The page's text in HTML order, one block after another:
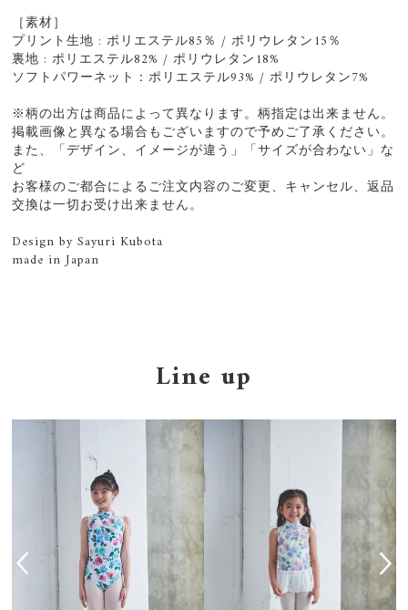
［素材］
プリント生地 : ポリエステル85％ / ポリウレタン15％
裏地 : ポリエステル82% / ポリウレタン18%
ソフトパワーネット：ポリエステル93% / ポリウレタン7%
※柄の出方は商品によって異なります。柄指定は出来ません。
掲載画像と異なる場合もございますので予めご了承ください。
また、「デザイン、イメージが違う」「サイズが合わない」な
ど
お客様のご都合によるご注文内容のご変更、キャンセル、返品
交換は一切お受け出来ません。
Design by Sayuri Kubota
made in Japan
Line up